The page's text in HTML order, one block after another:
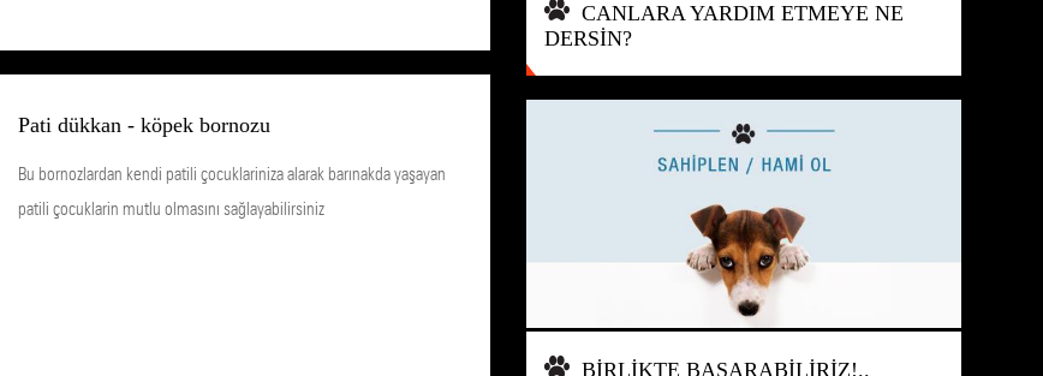
Pati dükkan - köpek bornozu
Bu bornozlardan kendi patili çocuklariniza alarak barınakda yaşayan
patili çocuklarin mutlu olmasını sağlayabilirsiniz
CANLARA YARDIM ETMEYE NE
DERSİN?
BİRLİKTE BAŞARABİLİRİZ!..